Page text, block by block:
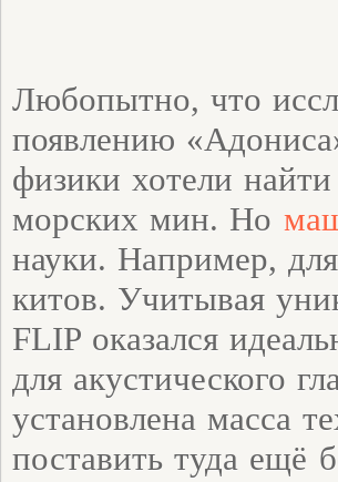
Любопытно, что
появлению
физики хотели
морских мин. Но
науки. Например,
китов. Учитывая
FLIP оказался
для акустического
установлена масса
поставить туда